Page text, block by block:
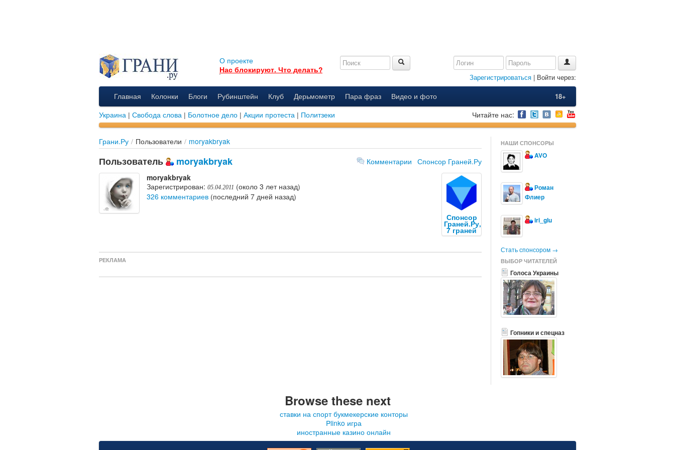
О проекте
Нас блокируют. Что делать?
Зарегистрироваться | Войти через:
18+
Главная Колонки Блоги Рубинштейн Клуб Дерьмометр Пара фраз
Видео и фото
Украина | Свобода слова | Болотное дело | Акции протеста | Политзеки Читайте нас:
Грани.Ру / Пользователи / moryakbryak
Комментарии
Спонсор Граней.Ру
Пользователь moryakbryak
Спонсор
Граней.Ру,
7 граней
moryakbryak
Зарегистрирован: 05.04.2011 (около 3 лет назад)
326 комментариев (последний 7 дней назад)
РЕКЛАМА
НАШИ СПОНСОРЫ
AVO
Роман
Флиер
iri_glu
Стать спонсором →
ВЫБОР ЧИТАТЕЛЕЙ
Голоса Украины
Гопники и спецназ
Browse these next
ставки на спорт букмекерские конторы
Plinko игра
иностранные казино онлайн